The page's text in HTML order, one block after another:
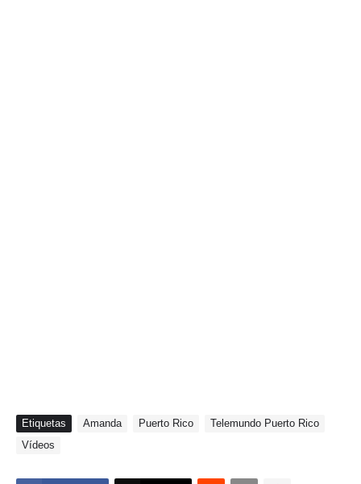
Etiquetas Amanda Puerto Rico
Telemundo Puerto Rico
Vídeos